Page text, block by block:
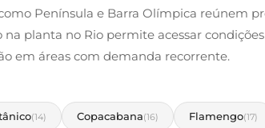
Península e Barra Olímpica reúnem
planta no Rio permite acessar
em áreas com demanda recorrente.
(14) Copacabana(16) Flamengo(17)